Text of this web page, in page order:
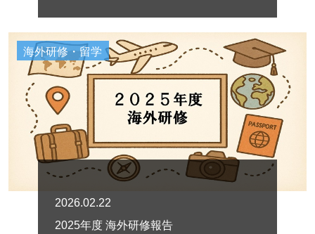
海外研修・留学
2026.02.22
2025年度 海外研修報告